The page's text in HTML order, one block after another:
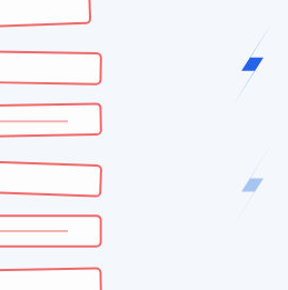
vous avez gagné trois choses : un
tous les 1 à 2 mois. Au
pour une TPE ?
nos missions TPE :
(synchronisation, relance, rappel) : 0
en 1 mission) : 5 000 à 12 000